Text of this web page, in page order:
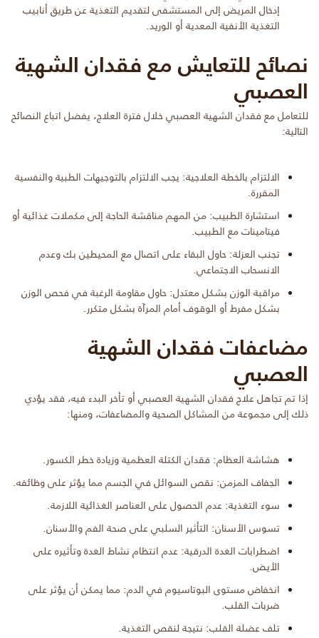
إدخال المريض إلى المستشفى لتقديم التغذية عن طريق أنابيب
التغذية الأنفية المعدية أو الوريد.
نصائح للتعايش مع فقدان الشهية
العصبي
للتعامل مع فقدان الشهية العصبي خلال فترة العلاج، يفضل اتباع النصائح
التالية:
الالتزام بالخطة العلاجية: يجب الالتزام بالتوجيهات الطبية والنفسية
المقررة.
استشارة الطبيب: من المهم مناقشة الحاجة إلى مكملات غذائية أو
فيتامينات مع الطبيب.
تجنب العزلة: حاول البقاء على اتصال مع المحيطين بك وعدم
الانسحاب الاجتماعي.
مراقبة الوزن بشكل معتدل: حاول مقاومة الرغبة في فحص الوزن
بشكل مفرط أو الوقوف أمام المرآة بشكل متكرر.
مضاعفات فقدان الشهية
العصبي
إذا تم تجاهل علاج فقدان الشهية العصبي أو تأخر البدء فيه، فقد يؤدي
ذلك إلى مجموعة من المشاكل الصحية والمضاعفات، ومنها:
هشاشة العظام: فقدان الكتلة العظمية وزيادة خطر الكسور.
الجفاف المزمن: نقص السوائل في الجسم مما يؤثر على وظائفه.
سوء التغذية: عدم الحصول على العناصر الغذائية اللازمة.
تسوس الأسنان: التأثير السلبي على صحة الفم والأسنان.
اضطرابات الغدة الدرقية: عدم انتظام نشاط الغدة وتأثيره على
الأيض.
انخفاض مستوى البوتاسيوم في الدم: مما يمكن أن يؤثر على
ضربات القلب.
تلف عضلة القلب: نتيجة لنقص التغذية.